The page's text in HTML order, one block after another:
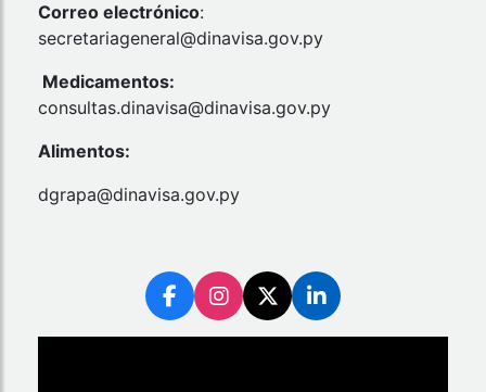
Correo electrónico:
secretariageneral@dinavisa.gov.py
Medicamentos:
consultas.dinavisa@dinavisa.gov.py
Alimentos:
dgrapa@dinavisa.gov.py